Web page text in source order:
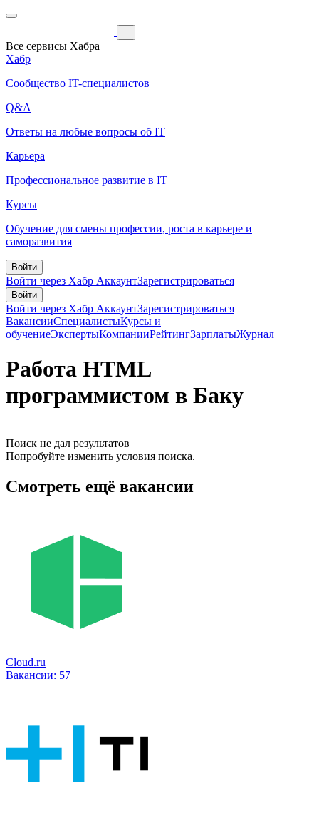
Все сервисы Хабра
Хабр
Сообщество IT-специалистов
Q&A
Ответы на любые вопросы об IT
Карьера
Профессиональное развитие в IT
Курсы
Обучение для смены профессии, роста в карьере и
саморазвития
Войти
Войти через Хабр АккаунтЗарегистрироваться
Войти
Войти через Хабр АккаунтЗарегистрироваться
ВакансииСпециалистыКурсы и
обучениеЭкспертыКомпанииРейтингЗарплатыЖурнал
Работа HTML
программистом в Баку
Поиск не дал результатов
Попробуйте изменить условия поиска.
Смотреть ещё вакансии
Cloud.ru
Вакансии: 57